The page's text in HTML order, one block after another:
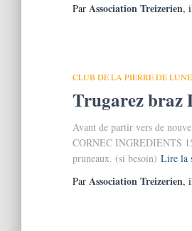
Par Association Treizerien,
CLUB DE LA PIERRE DE LUNE
Trugarez braz
Avant de partir vers de
CORNEC INGREDIENTS
pruneaux. (si besoin) Lire la
Par Association Treizerien,